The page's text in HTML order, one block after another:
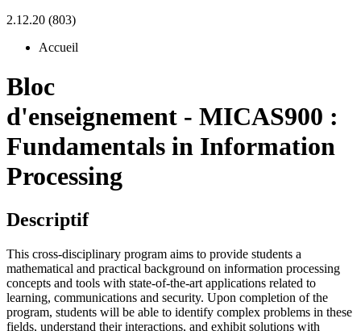
2.12.20 (803)
Accueil
Bloc
d'enseignement - MICAS900 :
Fundamentals in Information
Processing
Descriptif
This cross-disciplinary program aims to provide students a
mathematical and practical background on information processing
concepts and tools with state-of-the-art applications related to
learning, communications and security. Upon completion of the
program, students will be able to identify complex problems in these
fields, understand their interactions, and exhibit solutions with